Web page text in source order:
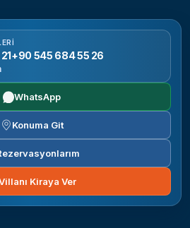
+90 545 684 55 26
WhatsApp
Konuma Git
Kiraya Ver